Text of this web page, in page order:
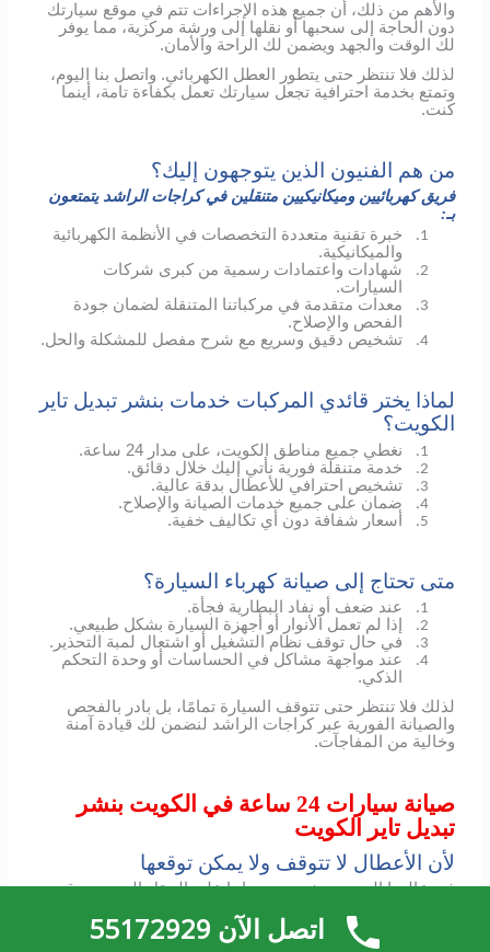
والأهم من ذلك، أن جميع هذه الإجراءات تتم في موقع سيارتك
دون الحاجة إلى سحبها أو نقلها إلى ورشة مركزية، مما يوفر
لك الوقت والجهد ويضمن لك الراحة والأمان.
لذلك فلا تنتظر حتى يتطور العطل الكهربائي. واتصل بنا اليوم،
وتمتع بخدمة احترافية تجعل سيارتك تعمل بكفاءة تامة، أينما
كنت.
من هم الفنيون الذين يتوجهون إليك؟
فريق كهربائيين وميكانيكيين متنقلين في كراجات الراشد يتمتعون
بـ:
1.
خبرة تقنية متعددة التخصصات في الأنظمة الكهربائية
والميكانيكية.
2.
شهادات واعتمادات رسمية من كبرى شركات
السيارات.
3.
معدات متقدمة في مركباتنا المتنقلة لضمان جودة
الفحص والإصلاح.
4. تشخيص دقيق وسريع مع شرح مفصل للمشكلة والحل.
لماذا يختر قائدي المركبات خدمات بنشر تبديل تاير
الكويت؟
1. نغطي جميع مناطق الكويت، على مدار 24 ساعة.
2. خدمة متنقلة فورية نأتي إليك خلال دقائق.
3. تشخيص احترافي للأعطال بدقة عالية.
4. ضمان على جميع خدمات الصيانة والإصلاح.
5. أسعار شفافة دون أي تكاليف خفية.
متى تحتاج إلى صيانة كهرباء السيارة؟
1. عند ضعف أو نفاد البطارية فجأة.
2. إذا لم تعمل الأنوار أو أجهزة السيارة بشكل طبيعي.
3. في حال توقف نظام التشغيل أو اشتعال لمبة التحذير.
4.
عند مواجهة مشاكل في الحساسات أو وحدة التحكم
الذكي.
لذلك فلا تنتظر حتى تتوقف السيارة تمامًا، بل بادر بالفحص
والصيانة الفورية عبر كراجات الراشد لنضمن لك قيادة آمنة
وخالية من المفاجآت.
صيانة سيارات 24 ساعة في الكويت بنشر
تبديل تاير الكويت
لأن الأعطال لا تتوقف ولا يمكن توقعها
في عالمنا اليوم، حيث تعتمد حياتنا على التنقل المستمر، قد
اتصل الآن 55172929